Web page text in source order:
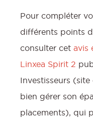
Pour compléter
différents points
consulter cet avis
Linxea Spirit 2
Investisseurs
bien gérer son
placements), qui